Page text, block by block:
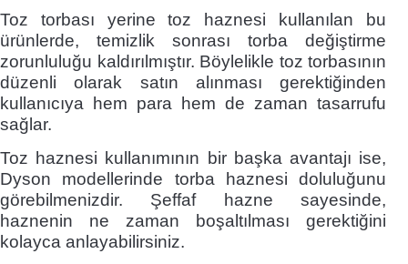
Toz torbası yerine toz haznesi kullanılan bu
ürünlerde, temizlik sonrası torba değiştirme
zorunluluğu kaldırılmıştır. Böylelikle toz torbasının
düzenli olarak satın alınması gerektiğinden
kullanıcıya hem para hem de zaman tasarrufu
sağlar.
Toz haznesi kullanımının bir başka avantajı ise,
Dyson modellerinde torba haznesi doluluğunu
görebilmenizdir. Şeffaf hazne sayesinde,
haznenin ne zaman boşaltılması gerektiğini
kolayca anlayabilirsiniz.